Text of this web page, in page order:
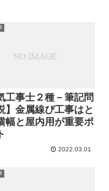
工事士２種－筆記問
】金属線ぴ工事はと
幅と屋内用が重要ポ
2022.03.01